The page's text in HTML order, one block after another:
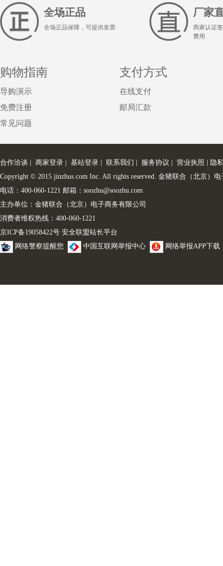
全场正品
全场正品保障，可提供发票
厂家
商家认证
费用
购物指南
导购演示
免费注册
常见问题
支付方式
在线支付
邮局汇款
合作洽谈 商家登录 基站登录 联系我们 服务协议 营业执照
隐
Copyright © 2015 jinzhus.com Inc. All rights reserved. 金猪联合（北京）
电话：400-060-1221 邮箱：soozhu@soozhu.com
主办单位：金猪联合（北京）电子商务有限公司
消费者维权热线：400-060-1221
京ICP备19058422号 安全联盟站长平台
网络警察提醒您
中国互联网举报中心 网络举报APP下载